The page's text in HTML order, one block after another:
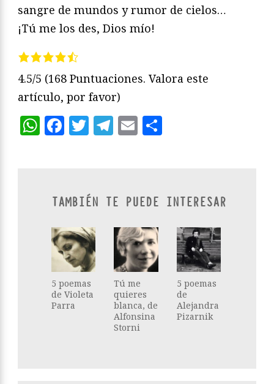
sangre de mundos y rumor de cielos…
¡Tú me los des, Dios mío!
4.5/5 (168 Puntuaciones. Valora este
artículo, por favor)
WhatsApp
Facebook
Twitter
Telegram
Email
TAMBIÉN TE PUEDE INTERESAR
5 poemas
de Violeta
Parra
Tú me
quieres
blanca, de
Alfonsina
Storni
5 poemas
de
Alejandra
Pizarnik